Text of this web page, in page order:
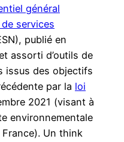
général
services
publié en
assorti d’outils de
issus des objectifs
par la loi
2021 (visant à
environnementale
Un think